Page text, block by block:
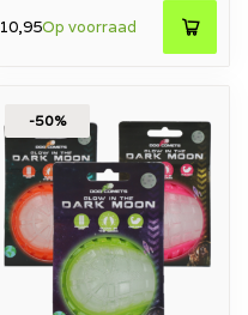
10,95Op voorraad
-50%